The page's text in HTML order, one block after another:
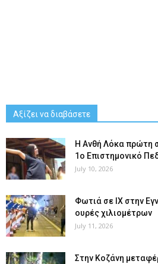
Αξίζει να διαβάσετε
Η Ανθή Λόκα πρώτη
1ο Επιστημονικό
July 10, 2026
Φωτιά σε ΙΧ στην
ουρές χιλιομέτρων
July 11, 2026
Στην Κοζάνη